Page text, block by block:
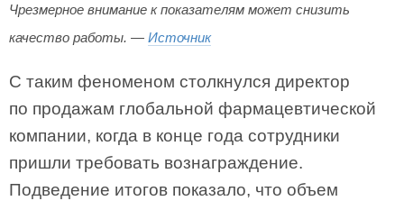
Чрезмерное внимание к показателям может снизить
качество работы. — Источник
С таким феноменом столкнулся директор
по продажам глобальной фармацевтической
компании, когда в конце года сотрудники
пришли требовать вознаграждение.
Подведение итогов показало, что объем